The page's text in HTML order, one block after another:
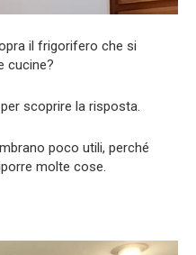
il frigorifero che si
cucine?
scoprire la risposta.
poco utili, perché
molte cose.